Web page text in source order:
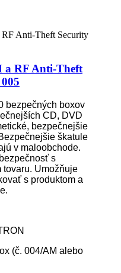
a RF Anti-Theft
bezpečných boxov
CD, DVD
bezpečnejšie
škatule
v maloobchode.
s
tovaru. Umožňuje
s produktom a
(č. 004/AM alebo